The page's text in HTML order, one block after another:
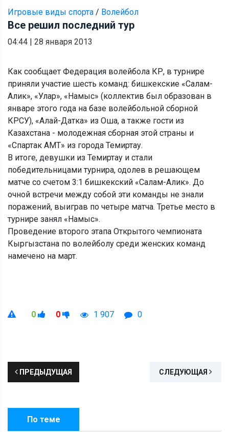
Игровые виды спорта / Волейбол
Все решил последний тур
04:44 | 28 января 2013
Как сообщает Федерация волейбола КР, в турнире
приняли участие шесть команд: бишкекские «Салам-
Алик», «Улар», «Намыс» (коллектив был образован в
январе этого года на базе волейбольной сборной
КРСУ), «Алай-Датка» из Оша, а также гости из
Казахстана - молодежная сборная этой страны и
«Спартак АМТ» из города Темиртау.
В итоге, девушки из Темиртау и стали
победительницами турнира, одолев в решающем
матче со счетом 3:1 бишкекский «Салам-Алик». До
очной встречи между собой эти команды не знали
поражений, выиграв по четыре матча. Третье место в
турнире занял «Намыс».
Проведение второго этапа Открытого чемпионата
Кыргызстана по волейболу среди женских команд
намечено на март.
0 0 1 907 0
ПРЕДЫДУЩАЯ СЛЕДУЮЩАЯ
По теме